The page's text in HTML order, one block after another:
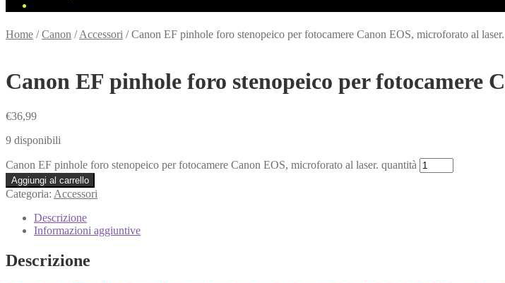
Home /Canon /Accessori /Canon EF pinhole foro stenopeico per fotocamere Canon EOS, microforato al laser.
Canon EF pinhole foro stenopeico per fotocamere
€36,99
9 disponibili
Canon EF pinhole foro stenopeico per fotocamere Canon EOS, microforato al laser. quantità
Aggiungi al carrello
Categoria: Accessori
Descrizione
Informazioni aggiuntive
Descrizione